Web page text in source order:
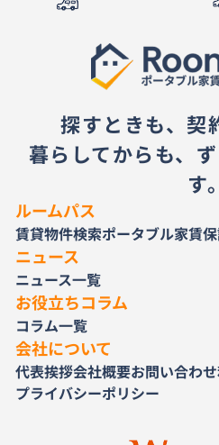
探すときも、契
暮らしてからも、
す。
ルームパス
賃貸物件検索ポータブル家賃
ニュース
ニュース一覧
お役立ちコラム
コラム一覧
会社について
代表挨拶会社概要お問い合わせ
プライバシーポリシー